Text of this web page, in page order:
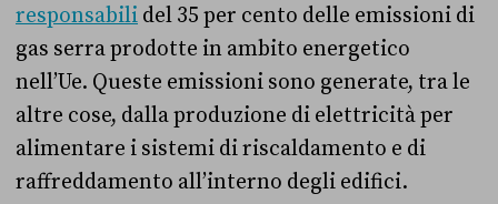
responsabili del 35 per cento delle emissioni di
gas serra prodotte in ambito energetico
nell’Ue. Queste emissioni sono generate, tra le
altre cose, dalla produzione di elettricità per
alimentare i sistemi di riscaldamento e di
raffreddamento all’interno degli edifici.